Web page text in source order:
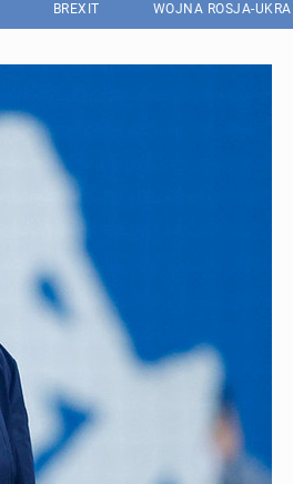
BREXIT WOJNA ROSJA-